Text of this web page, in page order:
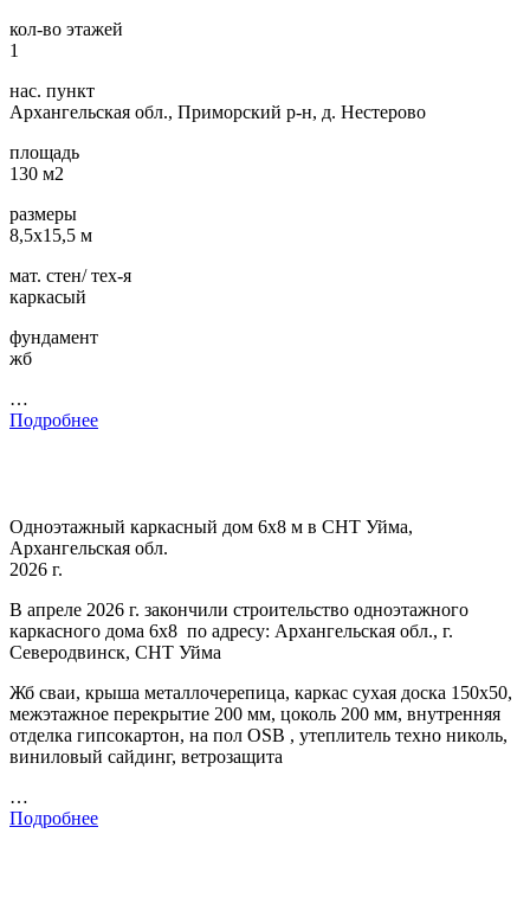
кол-во этажей
1
нас. пункт
Архангельская обл., Приморский р-н, д. Нестерово
площадь
130 м2
размеры
8,5х15,5 м
мат. стен/ тех-я
каркасый
фундамент
жб
…
Подробнее
Одноэтажный каркасный дом 6х8 м в СНТ Уйма,
Архангельская обл.
2026 г.
В апреле 2026 г. закончили строительство одноэтажного
каркасного дома 6х8 по адресу: Архангельская обл., г.
Северодвинск, СНТ Уйма
Жб сваи, крыша металлочерепица, каркас сухая доска 150х50,
межэтажное перекрытие 200 мм, цоколь 200 мм, внутренняя
отделка гипсокартон, на пол OSB , утеплитель техно николь,
виниловый сайдинг, ветрозащита
…
Подробнее